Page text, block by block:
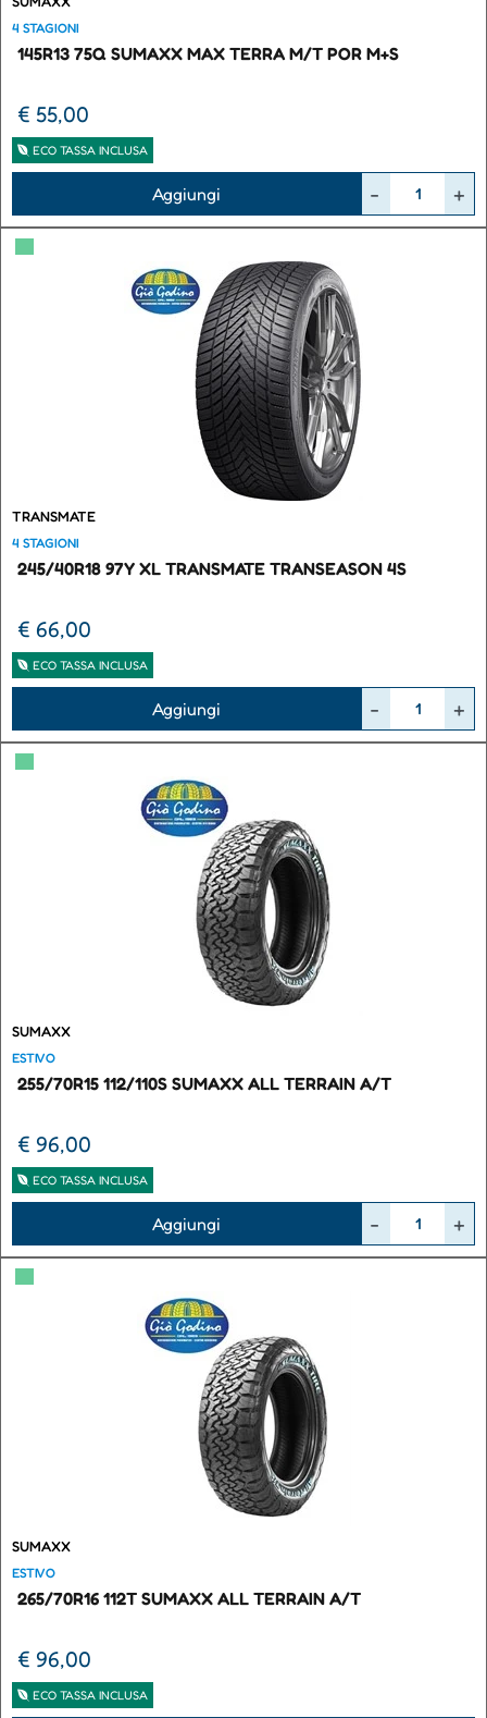
4 STAGIONI
145R13 75Q SUMAXX MAX TERRA M/T POR M+S
€ 55,00
ECO TASSA INCLUSA
Aggiungi
▀
TRANSMATE
4 STAGIONI
245/40R18 97Y XL TRANSMATE TRANSEASON 4S
€ 66,00
ECO TASSA INCLUSA
Aggiungi
▀
SUMAXX
ESTIVO
255/70R15 112/110S SUMAXX ALL TERRAIN A/T
€ 96,00
ECO TASSA INCLUSA
Aggiungi
▀
SUMAXX
ESTIVO
265/70R16 112T SUMAXX ALL TERRAIN A/T
€ 96,00
ECO TASSA INCLUSA